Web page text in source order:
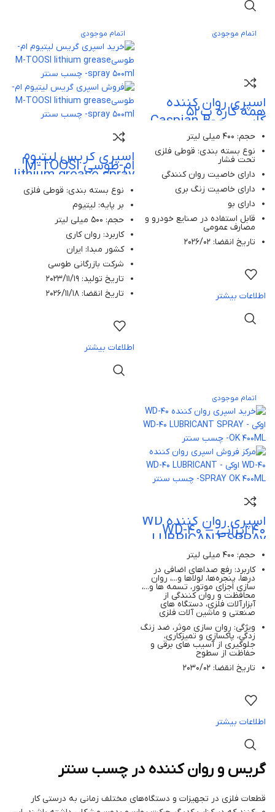
اتمام موجودی
اسپری روان کننده
همه کاره ب52
کاسپین- Caspian B-
52 Anti Rust
Lubricant Spray
400ml
حجم: 400 میلی لیتر
نوع بسته بندی: قوطی فلزی
تحت فشار
دارای خاصیت روان کنندگی
دارای خاصیت زنگ بری
دارای بو
قابل استفاده در صنایع خودرو و
مصارف عمومی
تاریخ انقضا: 2026/02
اطلاعات بیشتر
اتمام موجودی
اسپری گریس لیتیوم
ام-طوسی M-TOOSI
lithium grease spray
500ml
نوع بسته بندی: قوطی فلزی
بر پایه: لیتیوم
حجم: 500 میلی لیتر
کاربرد: روان کاری
کشور مبدا: ایران
شرکت بازرگانی طوسی
تاریخ تولید: 2023/11/19
تاریخ انقضا: 2026/11/18
اطلاعات بیشتر
اتمام موجودی
اسپری روان کننده WD
40 ایرانی – WD-40
LUBRICANT SPRAy
400ML
حجم: 400 میلی لیتر
کاربرد: رفع صداهای اضافی در
درها، پنجره‌ها، لولاها و...، روان‌
سازی اجزای موتور، تسمه‌ ها و...،
محافظت و روان کنندگی از
آبزارآلات فلزی، دستگاه های
صنعتی و ماشین آلات فلزی
ویژگی: روان‌ سازی موثر، ضد زنگ‌
زدگی، پاکسازی و تمیزکاری،
جلوگیری از آسیب‌ های برقی و
حفاظت از سطوح
تاریخ انقضا: 2030/02
اطلاعات بیشتر
گریس و روان کننده در چسب سنتر
قطعات فلزی در تجهیزات و دستگاه‌های مختلف زمانی به درستی کار